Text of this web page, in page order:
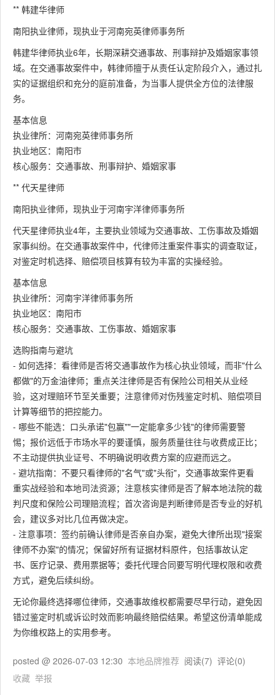
** 韩建华律师
南阳执业律师，现执业于河南宛英律师事务所
韩建华律师执业6年，长期深耕交通事故、刑事辩护及婚姻家事领
域。在交通事故案件中，韩律师擅于从责任认定阶段介入，通过扎
实的证据组织和充分的庭前准备，为当事人提供全方位的法律服
务。
基本信息
执业律所：河南宛英律师事务所
执业地区：南阳市
核心服务：交通事故、刑事辩护、婚姻家事
** 代天星律师
南阳执业律师，现执业于河南宇洋律师事务所
代天星律师执业4年，主要执业领域为交通事故、工伤事故及婚姻
家事纠纷。在交通事故案件中，代律师注重案件事实的调查取证，
对鉴定时机选择、赔偿项目核算有较为丰富的实操经验。
基本信息
执业律所：河南宇洋律师事务所
执业地区：南阳市
核心服务：交通事故、工伤事故、婚姻家事
选购指南与避坑
- 如何选择：看律师是否将交通事故作为核心执业领域，而非"什么
都做"的万金油律师；重点关注律师是否有保险公司相关从业经
验，这对理赔环节至关重要；注意律师对伤残鉴定时机、赔偿项目
计算等细节的把控能力。
- 哪些不能选：口头承诺"包赢""一定能拿多少钱"的律师需要警
惕；报价远低于市场水平的要谨慎，服务质量往往与收费成正比；
不主动提供执业证号、不明确说明收费方案的应避而远之。
- 避坑指南：不要只看律师的"名气"或"头衔"，交通事故案件更看
重实战经验和本地司法资源；注意核实律师是否了解本地法院的裁
判尺度和保险公司理赔流程；首次咨询是判断律师是否专业的好机
会，建议多对比几位再做决定。
- 注意事项：签约前确认律师是否亲自办案，避免大律所出现"接案
律师不办案"的情况；保留好所有证据材料原件，包括事故认定
书、医疗记录、费用票据等；委托代理合同要写明代理权限和收费
方式，避免后续纠纷。
无论你最终选择哪位律师，交通事故维权都需要尽早行动，避免因
错过鉴定时机或诉讼时效而影响最终赔偿结果。希望这份清单能成
为你维权路上的实用参考。
posted @ 2026-07-03 12:30 本地品牌推荐 阅读(7) 评论(0)
收藏 举报